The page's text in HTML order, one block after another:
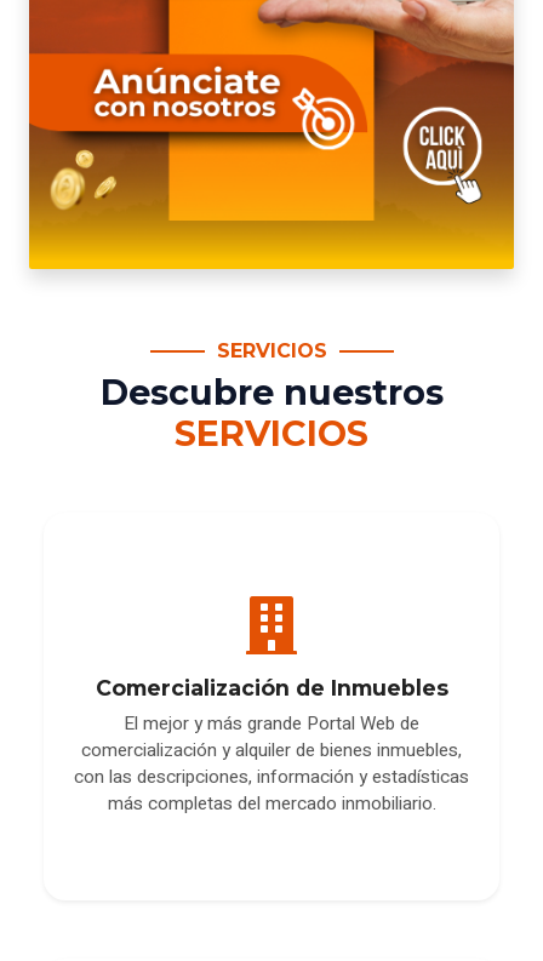
SERVICIOS
Descubre nuestros
SERVICIOS
Comercialización de Inmuebles
El mejor y más grande Portal Web de
comercialización y alquiler de bienes inmuebles,
con las descripciones, información y estadísticas
más completas del mercado inmobiliario.